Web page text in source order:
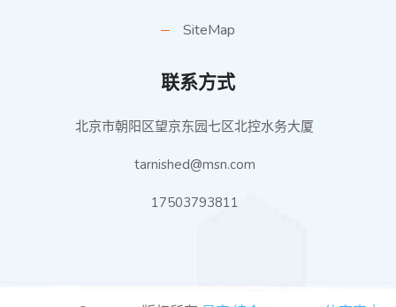
SiteMap
联系方式
北京市朝阳区望京东园七区北控水务大厦
tarnished@msn.com
17503793811